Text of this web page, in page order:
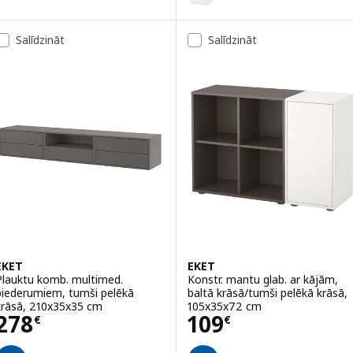
Variants: EKET, Sienas plauktu
Variants: EKET, Sienas skapis
Salīdzināt
komb. multimed.
tumši pelēkā
210x35x35 cm
€ 278€
Salīdzināt
EKET
Konstr. mantu glab. ar kājām,
baltā krāsā/tumši pelēkā krāsā,
105x35x72 cm
109€
Cena 109€